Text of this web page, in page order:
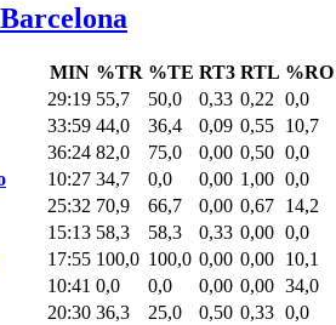
MIN %TR %TE RT3 RTL %RO
29:19 55,7 50,0 0,33 0,22 0,0
33:59 44,0 36,4 0,09 0,55 10,7
36:24 82,0 75,0 0,00 0,50 0,0
10:27 34,7 0,0 0,00 1,00 0,0
25:32 70,9 66,7 0,00 0,67 14,2
15:13 58,3 58,3 0,33 0,00 0,0
17:55 100,0 100,0 0,00 0,00 10,1
10:41 0,0 0,0 0,00 0,00 34,0
20:30 36,3 25,0 0,50 0,33 0,0